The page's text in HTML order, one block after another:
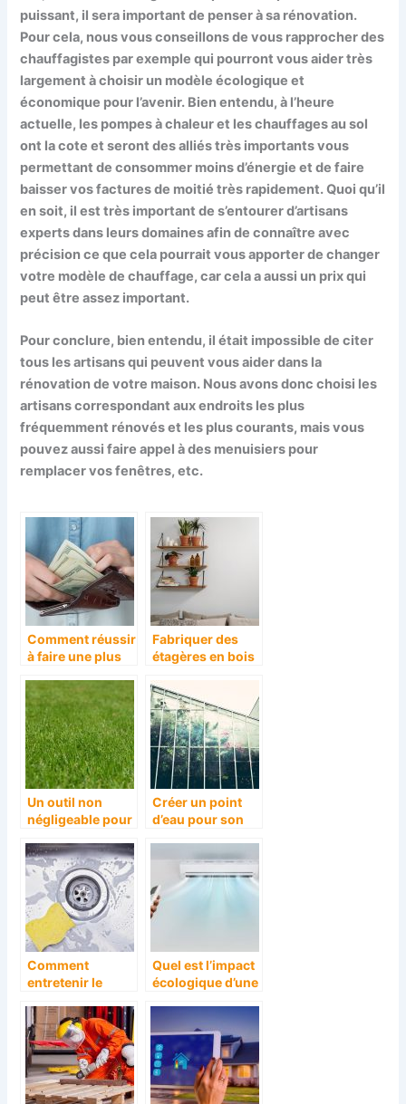
puissant, il sera important de penser à sa rénovation.
Pour cela, nous vous conseillons de vous rapprocher des
chauffagistes par exemple qui pourront vous aider très
largement à choisir un modèle écologique et
économique pour l’avenir. Bien entendu, à l’heure
actuelle, les pompes à chaleur et les chauffages au sol
ont la cote et seront des alliés très importants vous
permettant de consommer moins d’énergie et de faire
baisser vos factures de moitié très rapidement. Quoi qu’il
en soit, il est très important de s’entourer d’artisans
experts dans leurs domaines afin de connaître avec
précision ce que cela pourrait vous apporter de changer
votre modèle de chauffage, car cela a aussi un prix qui
peut être assez important.
Pour conclure, bien entendu, il était impossible de citer
tous les artisans qui peuvent vous aider dans la
rénovation de votre maison. Nous avons donc choisi les
artisans correspondant aux endroits les plus
fréquemment rénovés et les plus courants, mais vous
pouvez aussi faire appel à des menuisiers pour
remplacer vos fenêtres, etc.
Comment réussir
à faire une plus
maison que nous
souhaitons
vendre ?
Fabriquer des
étagères en bois
facile !
Un outil non
négligeable pour
Créer un point
d’eau pour son
Comment
entretenir le
cuisine ?
Quel est l’impact
écologique d’une
réversible ?